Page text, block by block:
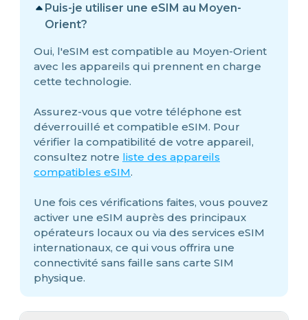
Puis-je utiliser une eSIM au Moyen-
Orient?
Oui, l'eSIM est compatible au Moyen-Orient
avec les appareils qui prennent en charge
cette technologie.
Assurez-vous que votre téléphone est
déverrouillé et compatible eSIM. Pour
vérifier la compatibilité de votre appareil,
consultez notre liste des appareils
compatibles eSIM.
Une fois ces vérifications faites, vous pouvez
activer une eSIM auprès des principaux
opérateurs locaux ou via des services eSIM
internationaux, ce qui vous offrira une
connectivité sans faille sans carte SIM
physique.